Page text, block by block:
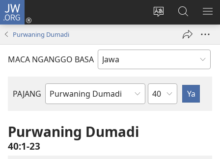
JW.ORG
Ganti
Mlebu
(opens
Golèk
JW.ORG
Purwaning Dumadi
MACA NGANGGO BASA
PAJANG
Buku
Bab
Purwaning Dumadi
40:1-23